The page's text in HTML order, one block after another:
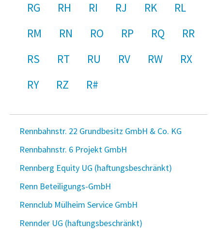
RG
RH RI RJ RK
RL
RM
RN RO RP RQ
RR
RS
RT RU RV RW
RX
RY
RZ R#
Rennbahnstr. 22 Grundbesitz GmbH & Co. KG
Rennbahnstr. 6 Projekt GmbH
Rennberg Equity UG (haftungsbeschränkt)
Renn Beteiligungs-GmbH
Rennclub Mülheim Service GmbH
Rennder UG (haftungsbeschränkt)